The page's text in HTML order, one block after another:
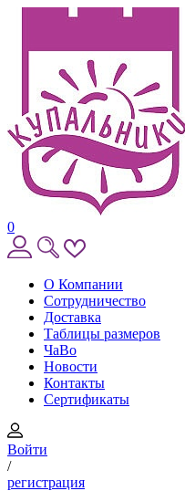
0
О Компании
Сотрудничество
Доставка
Таблицы размеров
ЧаВо
Новости
Контакты
Сертификаты
Войти
/
регистрация